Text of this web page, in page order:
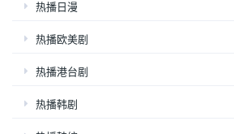
热播日漫
热播欧美剧
热播港台剧
热播韩剧